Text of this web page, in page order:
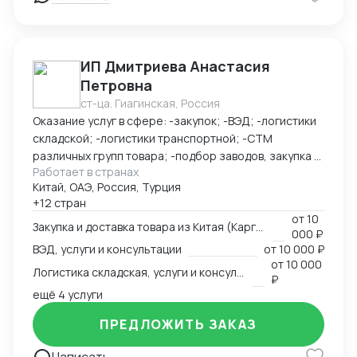
ИП Дмитриева Анастасия
Петровна
ст-ца. Гиагинская, Россия
Оказание услуг в сфере: -закупок; -ВЭД; -логистики
складской; -логистики транспортной; -СТМ
различных групп товара; -подбор заводов, закупка и
доставка товара из Китая (КАРГО и Белый ввоз)
Страны с которыми работаю по сей день: Европа,
США, ОАЭ, Турция, Китай, СНГ
Работает в странах
Китай, ОАЭ, Россия, Турция
+12 стран
от10
000 ₽
ВЭД, услуги и консультации
от10 000 ₽
от10 000
₽
ещё 4 услуги
ПРЕДЛОЖИТЬ ЗАКАЗ